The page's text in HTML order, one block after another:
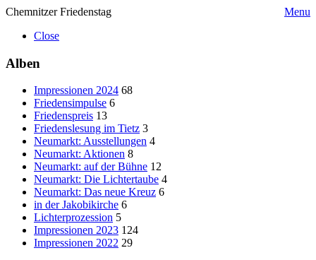
Chemnitzer Friedenstag
Menu
Close
Alben
Impressionen 2024 68
Friedensimpulse 6
Friedenspreis 13
Friedenslesung im Tietz 3
Neumarkt: Ausstellungen 4
Neumarkt: Aktionen 8
Neumarkt: auf der Bühne 12
Neumarkt: Die Lichtertaube 4
Neumarkt: Das neue Kreuz 6
in der Jakobikirche 6
Lichterprozession 5
Impressionen 2023 124
Impressionen 2022 29